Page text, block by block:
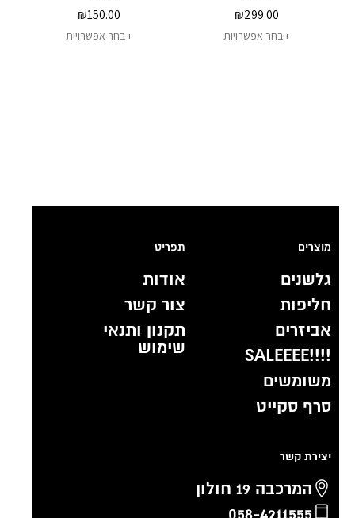
₪150.00
בחר אפשרויות
₪299.00
בחר אפשרויות
מוצרים
גלשנים
חליפות
אביזרים
!!!!SALEEEE
משומשים
סרף סקייט
תפריט
אודות
צור קשר
תקנון ותנאי
שימוש
יצירת קשר
המרכבה 19 חולון